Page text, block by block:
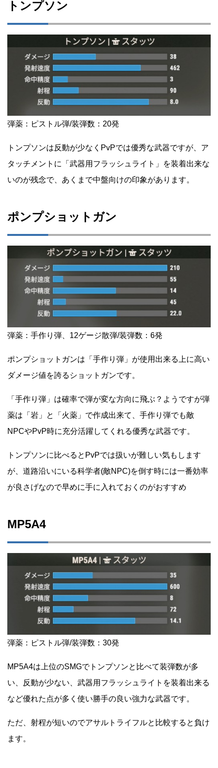
トンプソン
弾薬：ピストル弾/装弾数：20発
トンプソンは反動が少なくPvPでは優秀な武器ですが、ア
タッチメントに「武器用フラッシュライト」を装着出来な
いのが残念で、あくまで中盤向けの印象があります。
ポンプショットガン
弾薬：手作り弾、12ゲージ散弾/装弾数：6発
ポンプショットガンは「手作り弾」が使用出来る上に高い
ダメージ値を誇るショットガンです。
「手作り弾」は確率で弾が変な方向に飛ぶ？ようですが弾
薬は「岩」と「火薬」で作成出来て、手作り弾でも敵
NPCやPvP時に充分活躍してくれる優秀な武器です。
トンプソンに比べるとPvPでは扱いが難しい気もします
が、道路沿いにいる科学者(敵NPC)を倒す時には一番効率
が良さげなので早めに手に入れておくのがおすすめ
MP5A4
弾薬：ピストル弾/装弾数：30発
MP5A4は上位のSMGでトンプソンと比べて装弾数が多
い、反動が少ない、武器用フラッシュライトを装着出来る
など優れた点が多く使い勝手の良い強力な武器です。
ただ、射程が短いのでアサルトライフルと比較すると負け
ます。